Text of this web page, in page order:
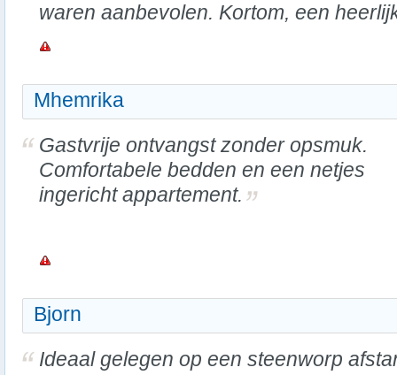
waren aanbevolen. Kortom, een
Mhemrika
Gastvrije ontvangst zonder opsmuk.
Comfortabele bedden en een netjes
ingericht appartement.
Bjorn
Ideaal gelegen op een steenworp